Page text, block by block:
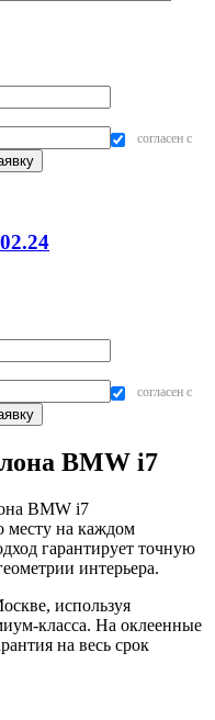
согласен с
согласен с
BMW i7
BMW i7
на каждом
гарантирует точную
интерьера.
используя
класса. На оклеенные
на весь срок